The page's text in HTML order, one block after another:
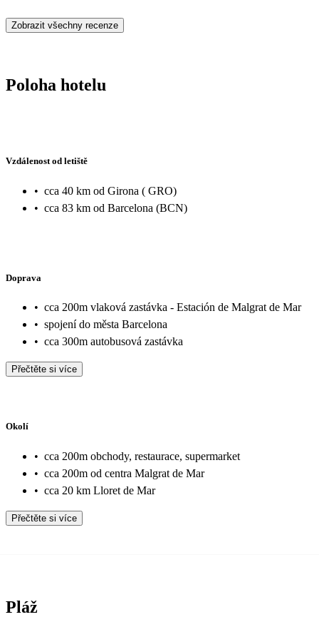
Zobrazit všechny recenze
Poloha hotelu
Vzdálenost od letiště
• cca 40 km od Girona ( GRO)
• cca 83 km od Barcelona (BCN)
Doprava
• cca 200m vlaková zastávka - Estación de Malgrat de Mar
• spojení do města Barcelona
• cca 300m autobusová zastávka
Přečtěte si více
Okolí
• cca 200m obchody, restaurace, supermarket
• cca 200m od centra Malgrat de Mar
• cca 20 km Lloret de Mar
Přečtěte si více
Pláž